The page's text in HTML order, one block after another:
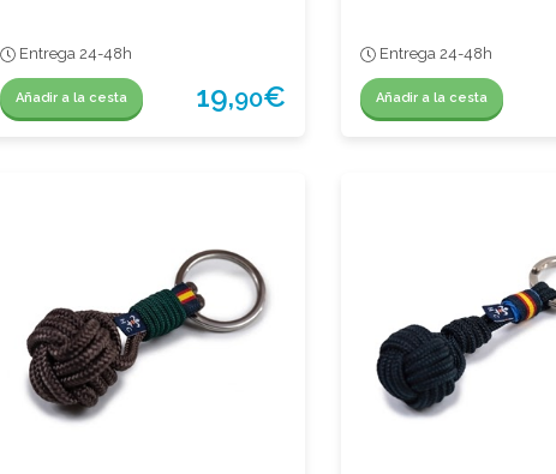
Entrega 24-48h
Añadir a la cesta 19,90€
Entrega 24-48h
Añadir a la cesta